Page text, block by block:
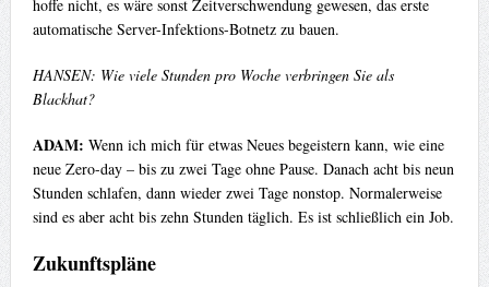
hoffe nicht, es wäre sonst Zeitverschwendung gewesen, das erste
automatische Server-Infektions-Botnetz zu bauen.
HANSEN: Wie viele Stunden pro Woche verbringen Sie als
Blackhat?
ADAM: Wenn ich mich für etwas Neues begeistern kann, wie eine
neue Zero-day – bis zu zwei Tage ohne Pause. Danach acht bis neun
Stunden schlafen, dann wieder zwei Tage nonstop. Normalerweise
sind es aber acht bis zehn Stunden täglich. Es ist schließlich ein Job.
Zukunftspläne